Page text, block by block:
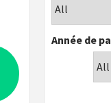
Année de